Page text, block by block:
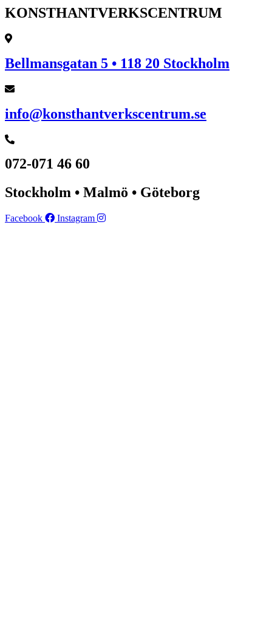
KONSTHANTVERKSCENTRUM
Bellmansgatan 5 • 118 20 Stockholm
info@konsthantverkscentrum.se
072-071 46 60
Stockholm • Malmö • Göteborg
Facebook Instagram